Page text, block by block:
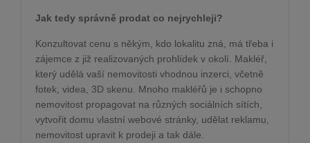
Jak tedy správně prodat co nejrychleji?
Konzultovat cenu s někým, kdo lokalitu zná, má třeba i
zájemce z již realizovaných prohlídek v okolí. Makléř,
který udělá vaší nemovitosti vhodnou inzerci, včetně
fotek, videa, 3D skenu. Mnoho makléřů je i schopno
nemovitost propagovat na různých sociálních sítích,
vytvořit domu vlastní webové stránky, udělat reklamu,
nemovitost upravit k prodeji a tak dále.